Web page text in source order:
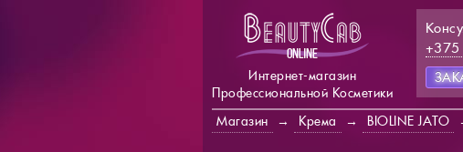
Интернет-магазин
Профессиональной Косметики
Магазин → Крема → BIOLINE JATO